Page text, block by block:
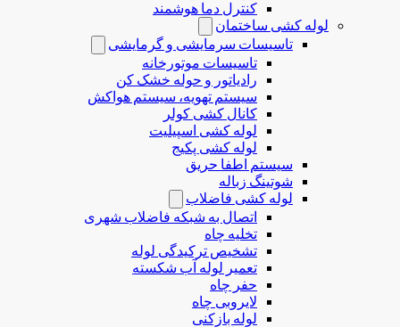
کنترل دما هوشمند
لوله کشی ساختمان
تاسیسات سرمایشی و گرمایشی
تاسیسات موتورخانه
رادیاتور و حوله خشک کن
سیستم تهویه، سیستم هواکش
کانال کشی کولر
لوله کشی اسپیلیت
لوله کشی پکیج
سیستم اطفا حریق
شوتینگ زباله
لوله كشی فاضلاب
اتصال به شبکه فاضلاب شهری
تخلیه چاه
تشخیص ترکیدگی لوله
تعمیر لوله آب شکسته
حفر چاه
لایروبی چاه
لوله بازکنی